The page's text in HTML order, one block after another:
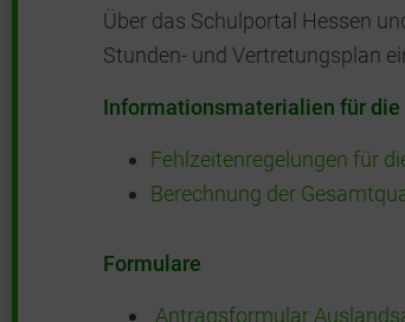
Über das Schulportal Hessen
Stunden- und Vertretungsplan
Informationsmaterialien für die
Fehlzeitenregelungen für
Berechnung der
Formulare
Antragsformular